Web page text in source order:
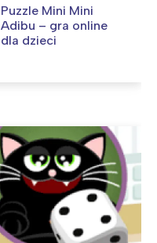
Puzzle Mini Mini
Adibu – gra online
dla dzieci